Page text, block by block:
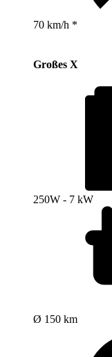
70 km/h *
Großes X
250W - 7 kW
Ø 150 km